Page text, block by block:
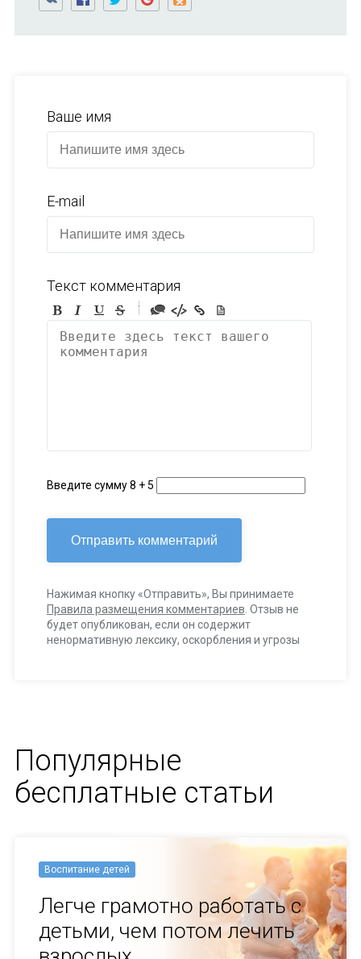
Ваше имя
E-mail
Текст комментария
-
-
-
-
-
Введите сумму 8 + 5
Нажимая кнопку «Отправить», Вы принимаете
Правила размещения комментариев . Отзыв не
будет опубликован, если он содержит
ненормативную лексику, оскорбления и угрозы
Популярные
бесплатные статьи
Воспитание детей
Легче грамотно работать с
детьми, чем потом лечить